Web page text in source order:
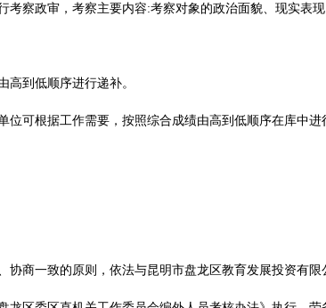
察政审，考察主要内容:考察对象的政治面貌、现实表
到低顺序进行递补。
可根据工作需要，按照综合成绩由高到低顺序在库中进
商一致的原则，依法与昆明市盘龙区教育发展投资有